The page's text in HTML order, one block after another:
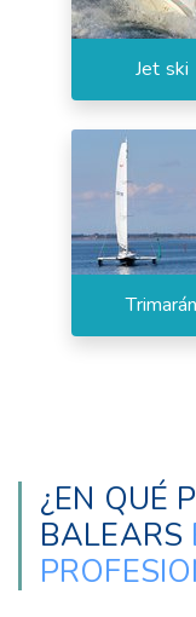
Jet ski
Trimarán
¿EN QUÉ
BALEARS